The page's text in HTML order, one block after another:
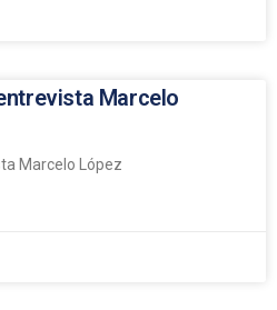
Marcelo
Marcelo López